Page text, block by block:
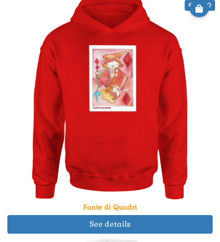
€ 34.90
Fante di Quadri
See details